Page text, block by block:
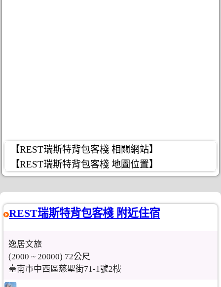
【REST瑞斯特背包客棧 相關網站】
【REST瑞斯特背包客棧 地圖位置】
REST瑞斯特背包客棧 附近住宿
逸居文旅
(2000 ~ 20000) 72公尺
臺南市中西區慈聖街71-1號2樓